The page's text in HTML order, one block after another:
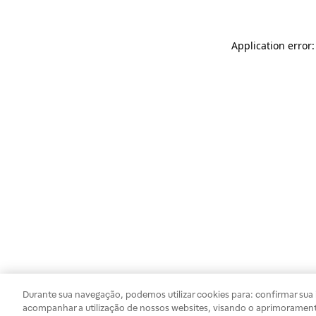
Application
Durante sua navegação, podemos utilizar cookies para: confirmar
acompanhar a utilização de nossos websites, visando o